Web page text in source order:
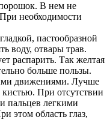
В нем не
необходимости
пастообразной
воду, отвары трав.
распарить. Так желтая
больше пользы.
движениями. Лучше
кистью. При отсутствии
пальцев легкими
этом область глаз,